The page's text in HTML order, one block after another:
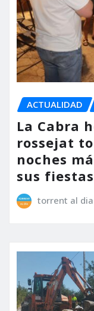
ACTUALIDAD
La Cabra
rossejat
noches
sus fiestas
torrent al dia